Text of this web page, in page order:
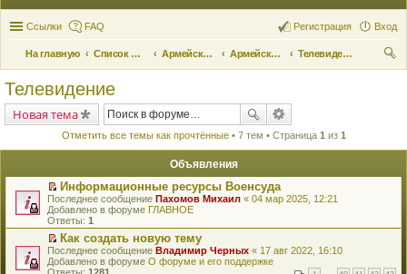
Ссылки FAQ Вход
Регистрация
На главную Список форумов Армейские новости Армейские новости
Телевидение
Телевидение
Новая тема
Отметить все темы как прочтённые• 7 тем • Страница 1 из 1
Объявления
П
е
р
е
й
т
и
Информационные ресурсы Военсуда
Последнее сообщение Пахомов Михаил « 04 мар 2025, 12:21
Добавлено в форуме ГЛАВНОЕ
Ответы: 1
П
е
р
Как создать новую тему
Последнее сообщение Владимир Черных « 17 авг 2022, 16:10
Добавлено в форуме О форуме и его поддержке